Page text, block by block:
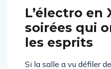
L’électro en
soirées qui
les esprits